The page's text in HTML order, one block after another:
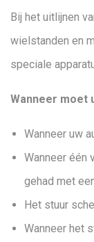
Bij het uitlijnen
wielstanden en
speciale
Wanneer moet
Wanneer uw
Wanneer één
gehad met
Het stuur
Wanneer het